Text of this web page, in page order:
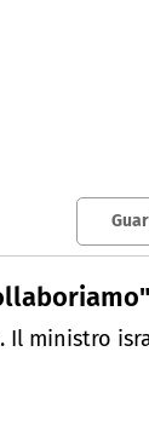
Il ministro